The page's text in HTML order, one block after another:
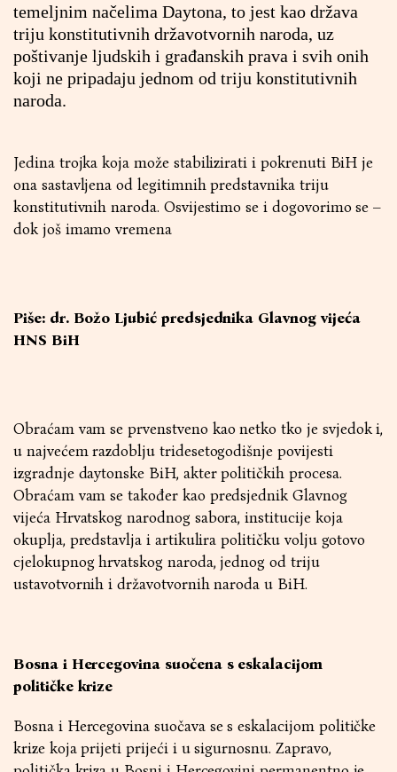
temeljnim načelima Daytona, to jest kao država
triju konstitutivnih državotvornih naroda, uz
poštivanje ljudskih i građanskih prava i svih onih
koji ne pripadaju jednom od triju konstitutivnih
naroda.
Jedina trojka koja može stabilizirati i pokrenuti BiH je
ona sastavljena od legitimnih predstavnika triju
konstitutivnih naroda. Osvijestimo se i dogovorimo se –
dok još imamo vremena
Piše: dr. Božo Ljubić predsjednika Glavnog vijeća
HNS BiH
Obraćam vam se prvenstveno kao netko tko je svjedok i,
u najvećem razdoblju tridesetogodišnje povijesti
izgradnje daytonske BiH, akter političkih procesa.
Obraćam vam se također kao predsjednik Glavnog
vijeća Hrvatskog narodnog sabora, institucije koja
okuplja, predstavlja i artikulira političku volju gotovo
cjelokupnog hrvatskog naroda, jednog od triju
ustavotvornih i državotvornih naroda u BiH.
Bosna i Hercegovina suočena s eskalacijom
političke krize
Bosna i Hercegovina suočava se s eskalacijom političke
krize koja prijeti prijeći i u sigurnosnu. Zapravo,